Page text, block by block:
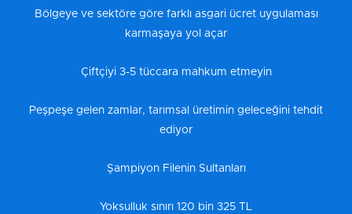
Bölgeye ve sektöre göre farklı asgari ücret uygulaması
karmaşaya yol açar
Çiftçiyi 3-5 tüccara mahkum etmeyin
Peşpeşe gelen zamlar, tarımsal üretimin geleceğini tehdit
ediyor
Şampiyon Filenin Sultanları
Yoksulluk sınırı 120 bin 325 TL